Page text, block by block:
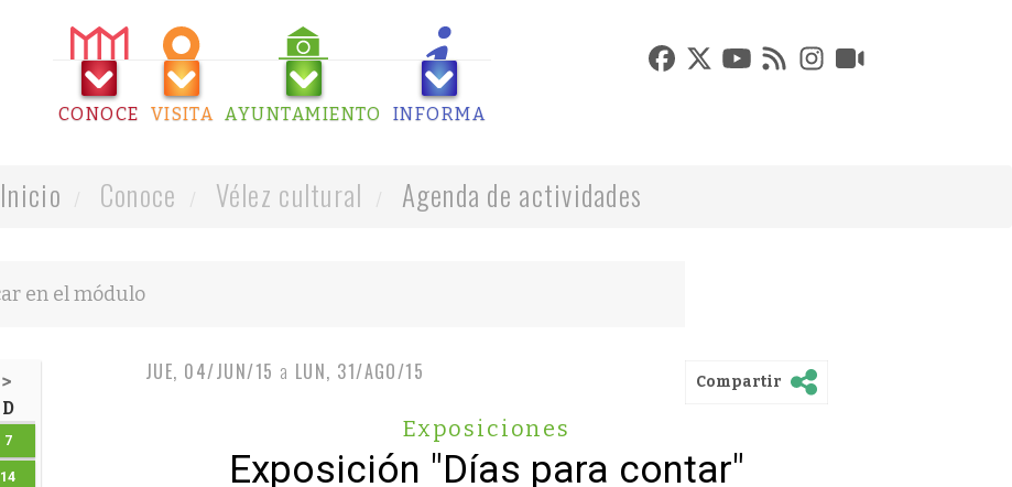
CONOCE VISITA AYUNTAMIENTO INFORMA
Inicio Conoce Vélez cultural Agenda de actividades
>
D
7
14
JUE, 04/JUN/15 a LUN, 31/AGO/15 Compartir
Exposiciones
Exposición "Días para contar"